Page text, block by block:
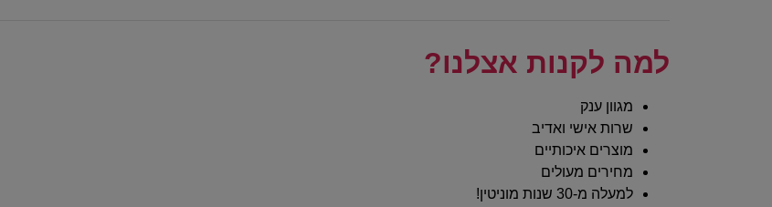
למה לקנות אצלנו?
מגוון ענק
שרות אישי ואדיב
מוצרים איכותיים
מחירים מעולים
למעלה מ-30 שנות מוניטין!